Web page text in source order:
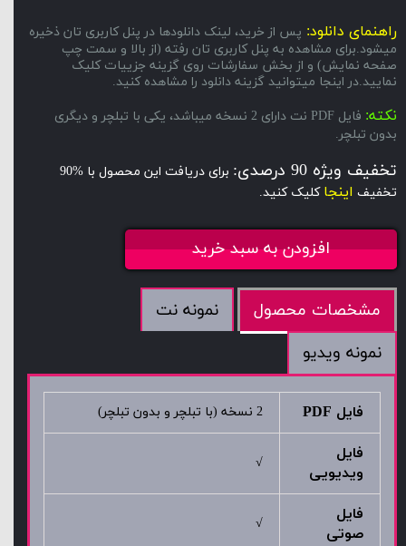
راهنمای دانلود: پس از خرید، لینک دانلودها در پنل کاربری تان ذخیره
میشود.برای مشاهده به پنل کاربری تان رفته (از بالا و سمت چپ
صفحه نمایش) و از بخش سفارشات روی گزینه جزییات کلیک
نمایید.در اینجا میتوانید گزینه دانلود را مشاهده کنید.
نکته:
فایل PDF نت دارای 2 نسخه میباشد، یکی با تبلچر و دیگری
بدون تبلچر.
تخفیف ویژه 90 درصدی:
برای دریافت این محصول با %90
تخفیف اینجا کلیک کنید.
افزودن به سبد خرید
مشخصات محصول
نمونه نت
نمونه ویدیو
فایل PDF 2 نسخه (با تبلچر و بدون تبلچر)
فایل
ویدیویی
√
فایل
صوتی
√